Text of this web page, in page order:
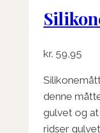
kr. 59,95
denne
gulvet og
ridser